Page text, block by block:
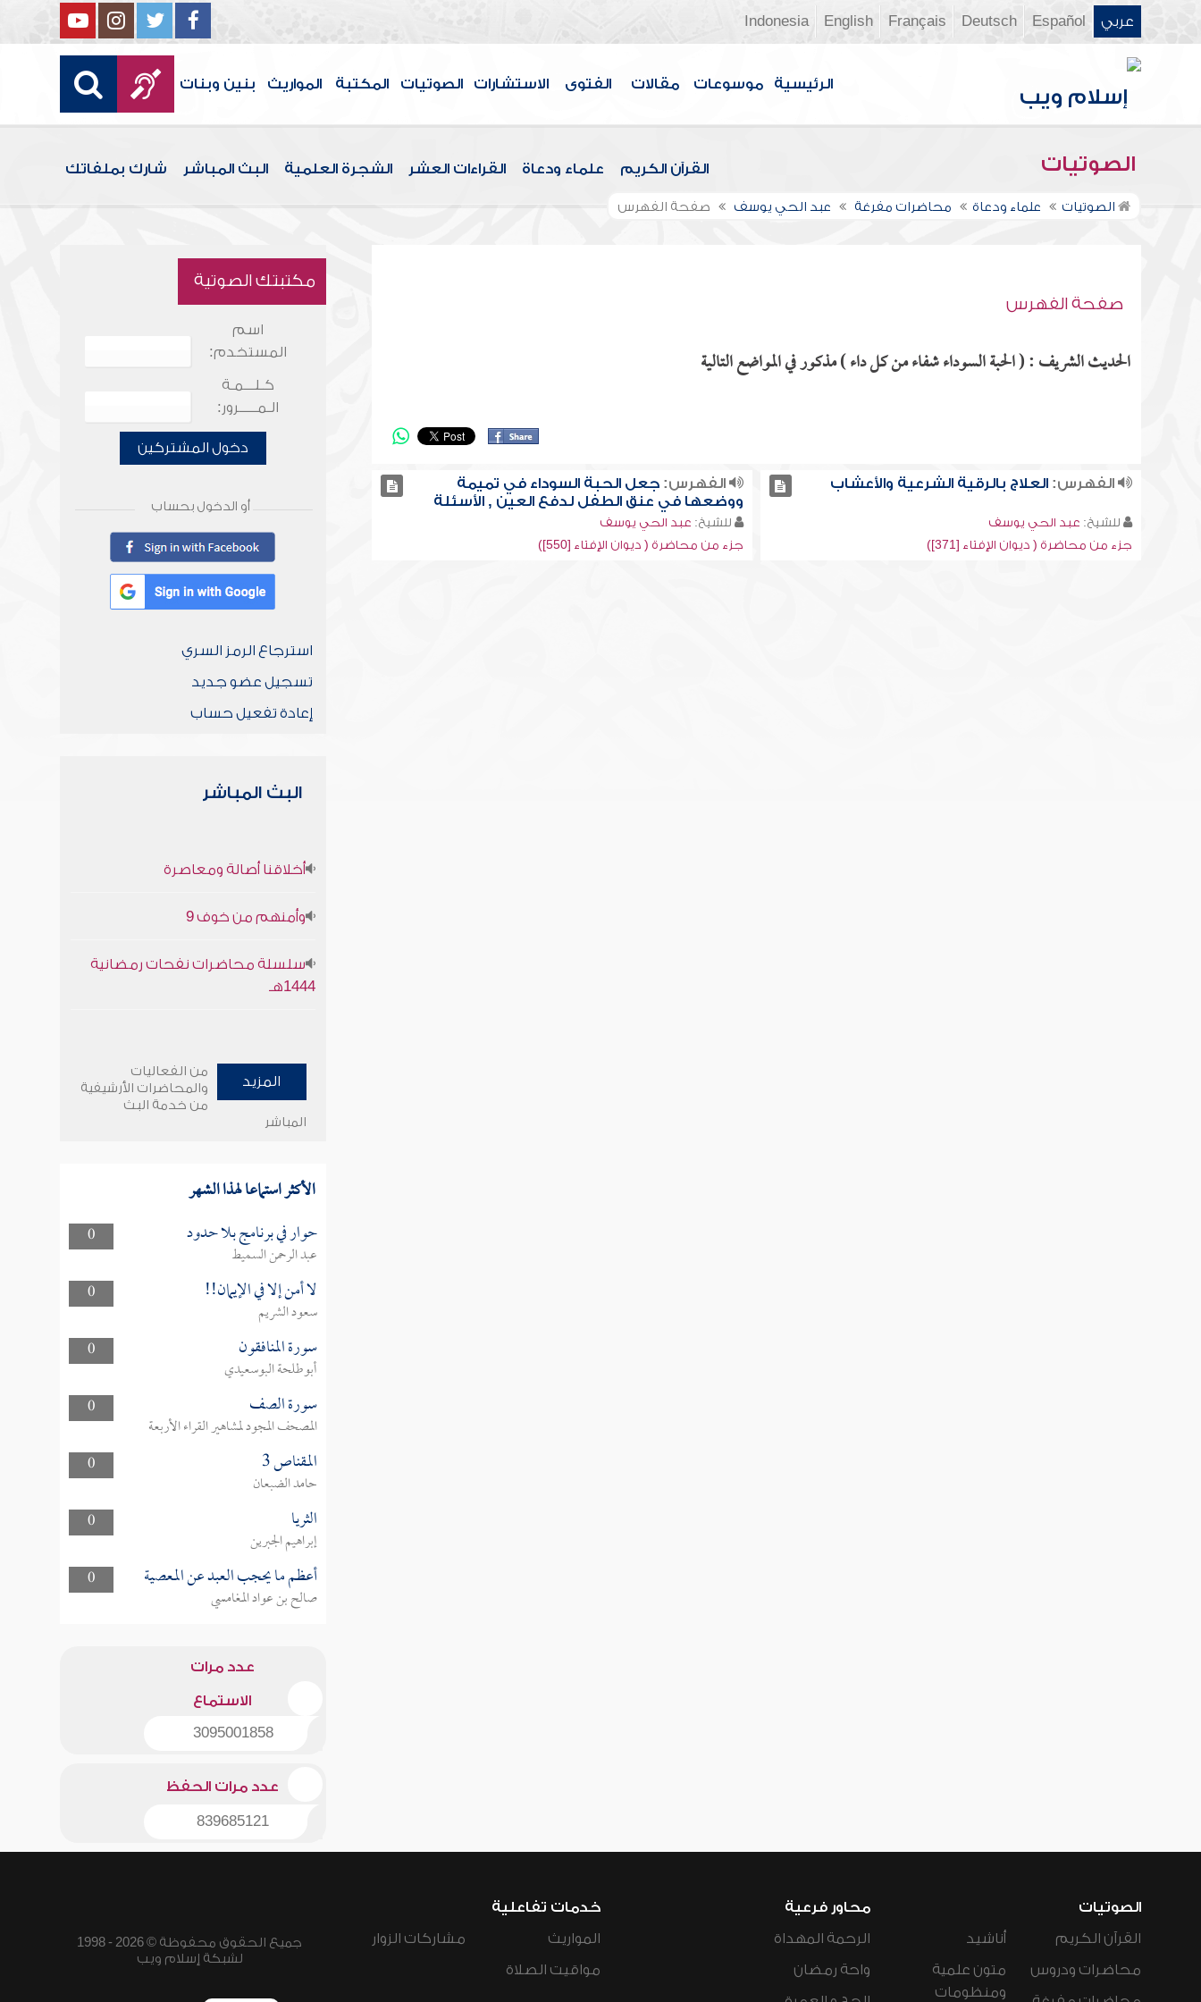
عربي Español
Deutsch
Français
English
Indonesia
الرئيسية موسوعات مقالات الفتوى الاستشارات الصوتيات المكتبة المواريث بنين وبنات
الصوتيات القرآن الكريم علماء ودعاة القراءات العشر الشجرة العلمية البث المباشر شارك بملفاتك
الصوتيات علماء ودعاة محاضرات مفرغة عبد الحي يوسف صفحة الفهرس
صفحة الفهرس
الحديث الشريف : ( الحبة السوداء شفاء من كل داء ) مذكور في المواضع التالية
الفهرس:العلاج بالرقية الشرعية والأعشاب
للشيخ: عبد الحي يوسف
جزء من محاضرة ( ديوان الإفتاء [371])
الفهرس: جعل الحبة السوداء في تميمة
ووضعها في عنق الطفل لدفع العين , الأسئلة
للشيخ: عبد الحي يوسف
جزء من محاضرة ( ديوان الإفتاء [550])
مكتبتك الصوتية
اسم
المستخدم:
كـلـــمـة
الـمـــــرور:
دخول المشتركين
أو الدخول بحساب
استرجاع الرمز السري
تسجيل عضو جديد
إعادة تفعيل حساب
البث المباشر
أخلاقنا أصالة ومعاصرة
وأمنهم من خوف 9
سلسلة محاضرات نفحات رمضانية
1444هـ
المزيد
من الفعاليات
والمحاضرات الأرشيفية
من خدمة البث
المباشر
الأكثر استماعا لهذا الشهر
0 حوار في برنامج بلا حدود
عبد الرحمن السميط
0
لا أمن إلا في الإيمان!!
سعود الشريم
0
سورة المنافقون
أبوطلحة البوسعيدي
0
سورة الصف
المصحف المجود لمشاهير القراء الأربعة
0
المقناص 3
حامد الضبعان
0
الثريا
إبراهيم الجبرين
0
أعظم ما يحجب العبد عن المعصية
صالح بن عواد المغامسي
عدد مرات
الاستماع
3095001858
عدد مرات الحفظ
839685121
الصوتيات
القرآن الكريم
محاضرات ودروس
أناشيد
متون علمية
ومنظومات
محاور فرعية
الرحمة المهداة
واحة رمضان
خدمات تفاعلية
المواريث
مواقيت الصلاة
مشاركات الزوار
جميع الحقوق محفوظة © 2026 - 1998
لشبكة إسلام ويب